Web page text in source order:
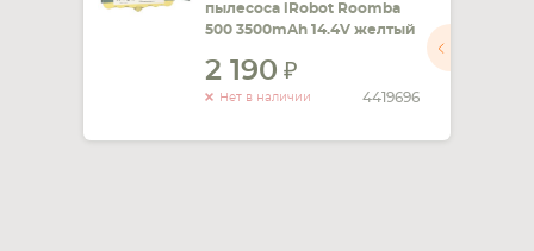
пылесоса iRobot Roomba
500 3500mAh 14.4V желтый
2 190
Нет в наличии 4419696